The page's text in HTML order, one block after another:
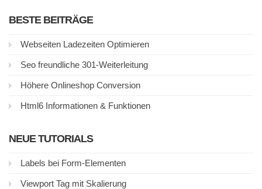
BESTE BEITRÄGE
Webseiten Ladezeiten Optimieren
Seo freundliche 301-Weiterleitung
Höhere Onlineshop Conversion
Html6 Informationen & Funktionen
NEUE TUTORIALS
Labels bei Form-Elementen
Viewport Tag mit Skalierung